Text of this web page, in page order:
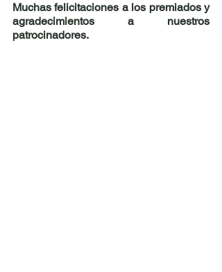
Muchas felicitaciones a los premiados y
agradecimientos a nuestros
patrocinadores.